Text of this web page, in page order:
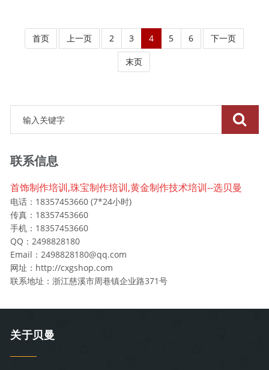
首页 上一页 2 3 4 5 6 下一页
末页
联系信息
首饰制作培训,珠宝制作培训,黄金制作技术培训--选贝曼
电话：18357453660 (7*24小时)
传真：18357453660
手机：18357453660
QQ：2498828180
Email：2498828180@qq.com
网址：http://cxgshop.com
联系地址：浙江慈溪市周巷镇企业路371号
关于贝曼